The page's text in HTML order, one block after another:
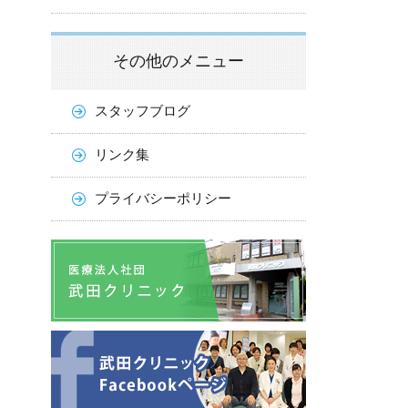
その他のメニュー
スタッフブログ
リンク集
プライバシーポリシー